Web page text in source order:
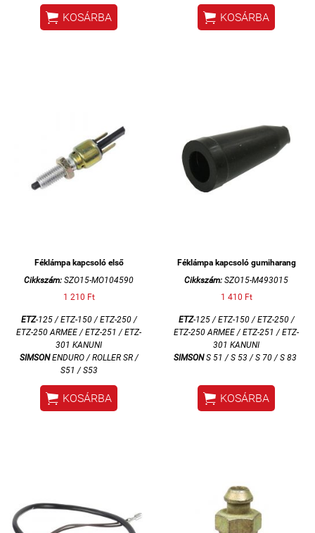
TS-250/1
 KOSÁRBA  KOSÁRBA
Féklámpa kapcsoló első
Cikkszám: SZO15-MO104590
1 210 Ft
ETZ-125 / ETZ-150 / ETZ-250 /
ETZ-250 ARMEE / ETZ-251 / ETZ-
301 KANUNI
SIMSONENDURO / ROLLER SR /
S51 / S53
 KOSÁRBA
Féklámpa kapcsoló gumiharang
Cikkszám: SZO15-M493015
1 410 Ft
ETZ-125 / ETZ-150 / ETZ-250 /
ETZ-250 ARMEE / ETZ-251 / ETZ-
301 KANUNI
SIMSONS 51 / S 53 / S 70 / S 83
 KOSÁRBA